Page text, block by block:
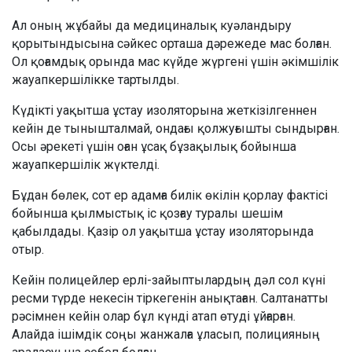
Ал оның жұбайы да медициналық куәландыру
қорытындысына сәйкес орташа дәрежеде мас болған.
Ол қоғамдық орында мас күйде жүргені үшін әкімшілік
жауапкершілікке тартылды.
Күдікті уақытша ұстау изоляторына жеткізілгеннен
кейін де тынышталмай, ондағы қолжуғышты сындырған.
Осы әрекеті үшін оған ұсақ бұзақылық бойынша
жауапкершілік жүктелді.
Бұдан бөлек, сот ер адамға билік өкілін қорлау фактісі
бойынша қылмыстық іс қозғау туралы шешім
қабылдады. Қазір ол уақытша ұстау изоляторында
отыр.
Кейін полицейлер ерлі-зайыптылардың дәл сол күні
ресми түрде некесін тіркегенін анықтаған. Салтанатты
рәсімнен кейін олар бұл күнді атап өтуді ұйғарған.
Алайда ішімдік соңы жанжалға ұласып, полицияның